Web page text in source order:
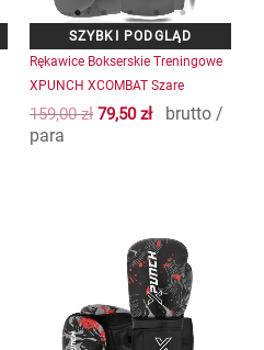
Rękawice Bokserskie Treningowe
XPUNCH XCOMBAT Szare
159,00zł 79,50zł
brutto /
para
można
wybrać
na
stronie
wariantów.
Opcje